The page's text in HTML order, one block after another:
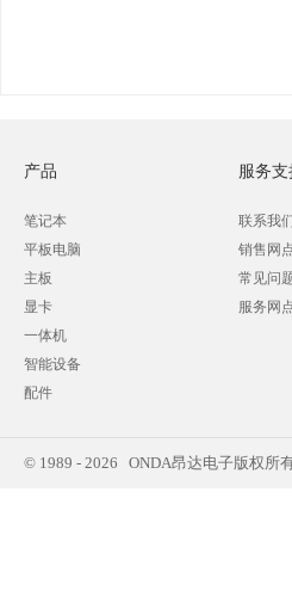
产品
笔记本
平板电脑
主板
显卡
一体机
智能设备
配件
服务支
联系我
销售网
常见问
服务网
© 1989 - 2026 ONDA昂达电子版权